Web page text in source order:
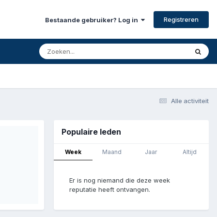
Bestaande gebruiker? Log in Registreren
Alle activiteit
Populaire leden
Week Maand Jaar Altijd
Er is nog niemand die deze week
reputatie heeft ontvangen.